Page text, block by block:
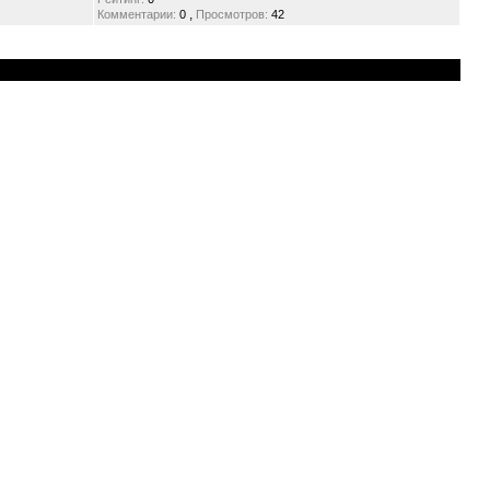
Комментарии: 0 , Просмотров: 42